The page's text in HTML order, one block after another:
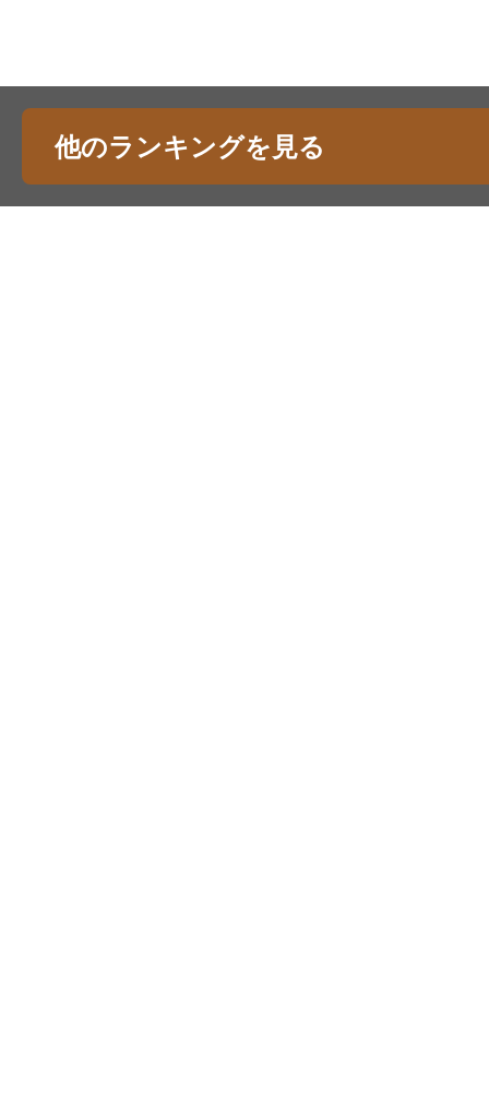
他のランキングを見る